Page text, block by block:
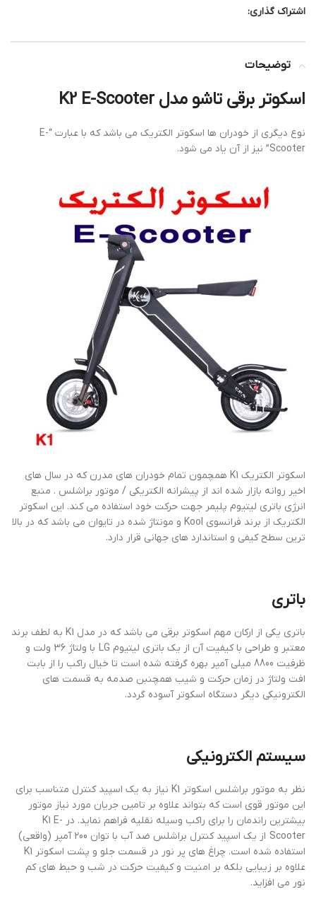
اشتراک گذاری:
توضیحات
اسکوتر برقی تاشو مدل K2 E-Scooter
نوع دیگری از خودران ها اسکوتر الکتریک می باشد که با عبارت “E-
Scooter” نیز از آن یاد می شود.
اسکوتر الکتریک K1 همچمون تمام خودران های مدرن که در سال های
اخیر روانه بازار شده اند از پیشرانه الکتریکی / موتور براشلس . منبع
انرژی باتری لیتیوم پلیمر جهت حرکت خود استفاده می کند. این اسکوتر
الکتریک از برند فرانسوی Kool و مونتاژ شده در تایوان می باشد که در بالا
ترین سطح کیفی و استاندارد های جهانی قرار دارد.
باتری
باتری یکی از ارکان مهم اسکوتر برقی می باشد که در مدل K1 به لطف برند
معتبر و طراحی با کیفیت آن از یک باتری لیتیوم LG با ولتاژ 36 ولت و
ظرفیت 8800 میلی آمپر بهره گرفته شده است تا خیال راکب را از بابت
افت ولتاژ در زمان حرکت و شیب همچنبن صدمه به قسمت های
الکترونیکی دیگر دستگاه اسکوتر آسوده گردد.
سیستم الکترونیکی
نظر به موتور براشلس اسکوتر K1 نیاز به یک اسپید کنترل متناسب برای
این موتور قوی است که بتواند علاوه بر تامین جریان مورد نیاز موتور
بیشترین راندمان را برای راکب وسیله نقلیه فراهم نماید. در K1 E-
Scooter از یک اسپید کنترل براشلس ضد آب با توان 200 آمپر (واقعی)
استفاده شده است. چراغ های پر نور در قسمت جلو و پشت اسکوتر K1
علاوه بر زیبایی بلکه بر امنیت و کیفیت حرکت در شب و حیط های کم
نور می افزاید.